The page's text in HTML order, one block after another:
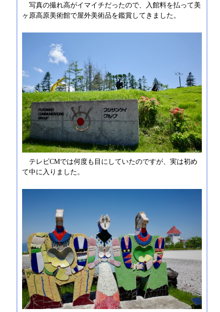
写真の撮れ高がイマイチだったので、入館料を払って美
ヶ原高原美術館で屋外美術品を鑑賞してきました。
テレビCMでは何度も目にしていたのですが、実は初め
て中に入りました。